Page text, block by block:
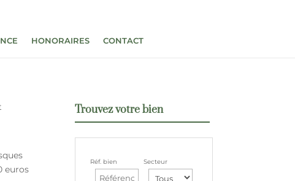
HONORAIRES CONTACT
euros
Trouvez votre bien
Réf. bien Secteur